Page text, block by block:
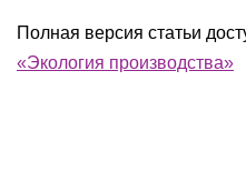
Полная версия статьи
«Экология производства»